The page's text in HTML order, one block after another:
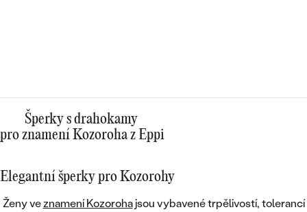
Šperky s drahokamy
pro znamení Kozoroha z Eppi
Elegantní šperky pro Kozorohy
Ženy veznamení Kozorohajsou vybavené trpělivostí, tolerancí